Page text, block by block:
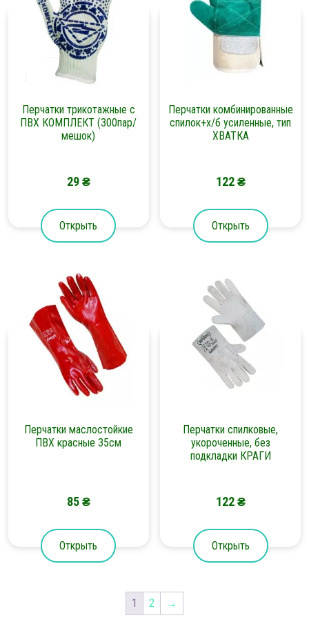
Перчатки трикотажные с
ПВХ КОМПЛЕКТ (300пар/
мешок)
29₴
Открыть
Перчатки комбинированные
спилок+х/б усиленные, тип
ХВАТКА
122₴
Открыть
Перчатки маслостойкие
ПВХ красные 35см
85₴
Открыть
Перчатки спилковые,
укороченные, без
подкладки КРАГИ
122₴
Открыть
1 2 →